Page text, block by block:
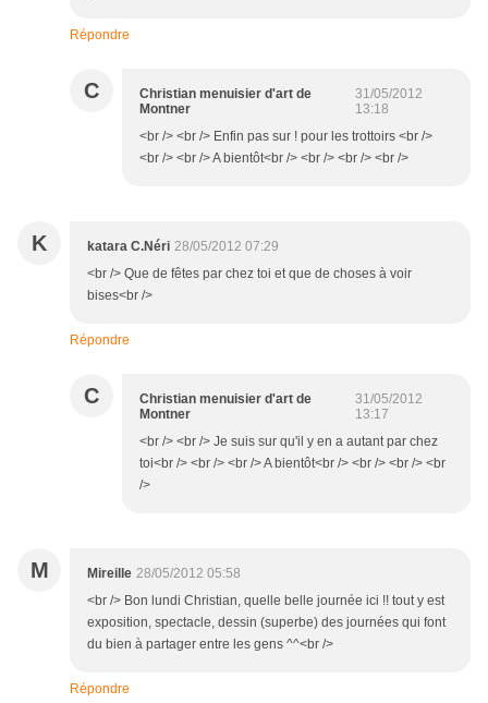
Répondre
C
Christian menuisier d'art de
Montner
31/05/2012
13:18
<br /> <br /> Enfin pas sur ! pour les trottoirs <br />
<br /> <br /> A bientôt<br /> <br /> <br /> <br />
K katara C.Néri 28/05/2012 07:29
<br /> Que de fêtes par chez toi et que de choses à voir
bises<br />
Répondre
C
Christian menuisier d'art de
Montner
31/05/2012
13:17
<br /> <br /> Je suis sur qu'il y en a autant par chez
toi<br /> <br /> <br /> A bientôt<br /> <br /> <br /> <br
/>
M Mireille 28/05/2012 05:58
<br /> Bon lundi Christian, quelle belle journée ici !! tout y est
exposition, spectacle, dessin (superbe) des journées qui font
du bien à partager entre les gens ^^<br />
Répondre